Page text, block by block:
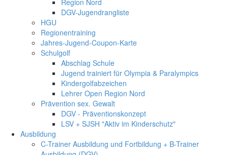
Region Nord
DGV-Jugendrangliste
HGU
Regionentraining
Jahres-Jugend-Coupon-Karte
Schulgolf
Abschlag Schule
Jugend trainiert für Olympia & Paralympics
Kindergolfabzeichen
Lehrer Open Region Nord
Prävention sex. Gewalt
DGV - Präventionskonzept
LSV + SJSH "Aktiv im Kinderschutz"
Ausbildung
C-Trainer Ausbildung und Fortbildung + B-Trainer